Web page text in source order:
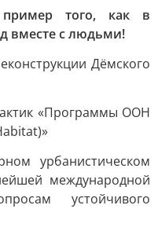
того, как в
вместе с людьми!
Дёмского
«Программы ООН
урбанистическом
международной
устойчивого